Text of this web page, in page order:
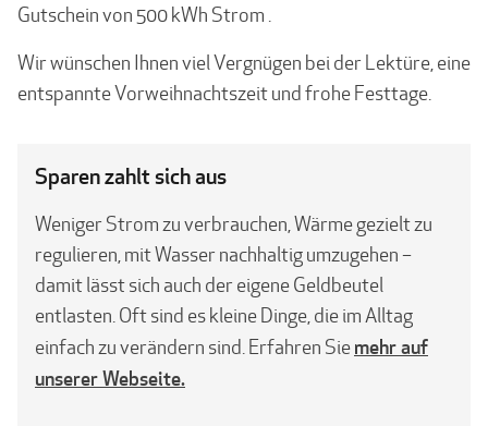
Gutschein von 500 kWh Strom .
Wir wünschen Ihnen viel Vergnügen bei der Lektüre, eine
entspannte Vorweihnachtszeit und frohe Festtage.
Sparen zahlt sich aus
Weniger Strom zu verbrauchen, Wärme gezielt zu
regulieren, mit Wasser nachhaltig umzugehen –
damit lässt sich auch der eigene Geldbeutel
entlasten. Oft sind es kleine Dinge, die im Alltag
einfach zu verändern sind. Erfahren Siemehr auf
unserer Webseite.